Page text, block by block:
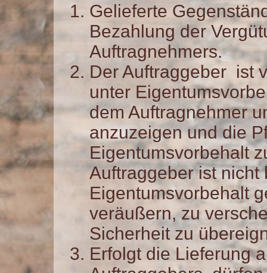
Gelieferte
Bezahlung der
Auftragnehmers.
Der Auftraggeber ist
unter
dem Auftragnehmer
anzuzeigen und die
Eigentumsvorbehalt
Auftraggeber ist nicht
Eigentumsvorbehalt
veräußern, zu
Sicherheit zu
Erfolgt die Lieferung